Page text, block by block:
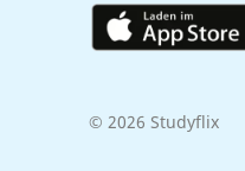
© 2026 Studyflix